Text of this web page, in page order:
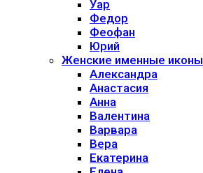
Уар
Федор
Феофан
Юрий
Женские именные иконы
Александра
Анастасия
Анна
Валентина
Варвара
Вера
Екатерина